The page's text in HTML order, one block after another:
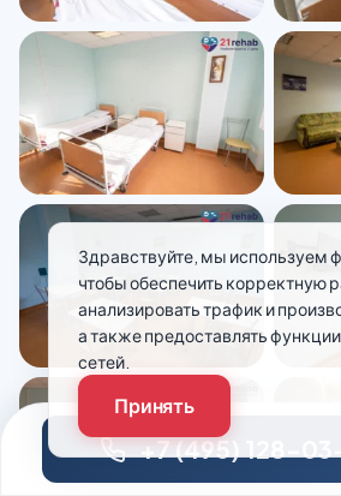
+7 (495) 128-
Здравствуйте, мы используем
чтобы обеспечить корректную
анализировать трафик и
а также предоставлять
сетей.
Принять